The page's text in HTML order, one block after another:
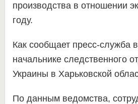
производства в отношении
году.
Как сообщает пресс-служба
начальнике следственного
Украины в Харьковской
По данным ведомства,